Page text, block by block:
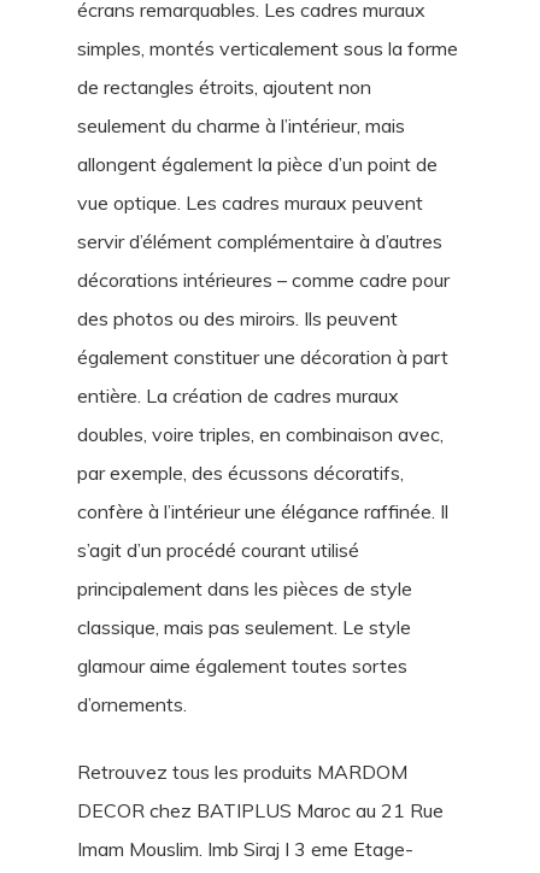
écrans remarquables. Les cadres muraux
simples, montés verticalement sous la forme
de rectangles étroits, ajoutent non
seulement du charme à l’intérieur, mais
allongent également la pièce d’un point de
vue optique. Les cadres muraux peuvent
servir d’élément complémentaire à d’autres
décorations intérieures – comme cadre pour
des photos ou des miroirs. Ils peuvent
également constituer une décoration à part
entière. La création de cadres muraux
doubles, voire triples, en combinaison avec,
par exemple, des écussons décoratifs,
confère à l’intérieur une élégance raffinée. Il
s’agit d’un procédé courant utilisé
principalement dans les pièces de style
classique, mais pas seulement. Le style
glamour aime également toutes sortes
d’ornements.
Retrouvez tous les produits MARDOM
DECOR chez BATIPLUS Maroc au 21 Rue
Imam Mouslim. Imb Siraj I 3 eme Etage-